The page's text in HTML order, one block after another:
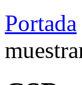
Portada